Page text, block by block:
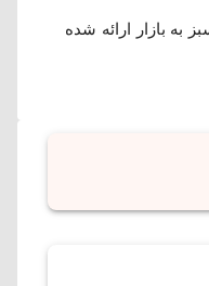
به بازار ارائه شده